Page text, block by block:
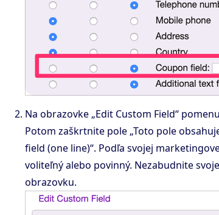
Na obrazovke „Edit Custom Field“
Potom zaškrtnite pole „Toto pole
field (one line)“. Podľa svojej
voliteľný alebo povinný. Nezabudnite
obrazovku.